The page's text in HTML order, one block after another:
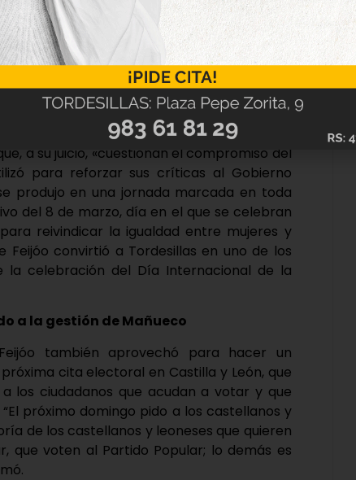
se refirió a algunas reformas legislativas
con los delitos sexuales, señalando que
negativas y han provocado revisiones
criticó fallos en algunos sistemas de
como el funcionamiento de las pulseras
comportamientos machistas dentro
a su juicio, «cuestionan el compromiso del
para reforzar sus críticas al Gobierno
produjo en una jornada marcada en toda
del 8 de marzo, día en el que se celebran
reivindicar la igualdad entre mujeres y
convirtió a Tordesillas en uno de los
la celebración del Día Internacional de la
a la gestión de Mañueco
también aprovechó para hacer un
cita electoral en Castilla y León, que
los ciudadanos que acudan a votar y que
próximo domingo pido a los castellanos y
de los castellanos y leoneses que quieren
que voten al Partido Popular; lo demás es